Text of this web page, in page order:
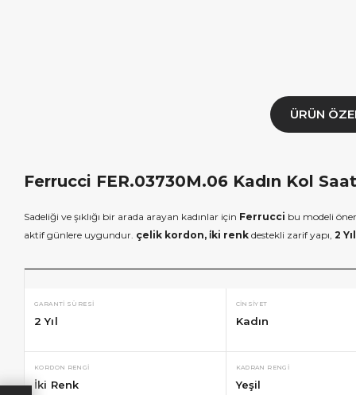
ÜRÜN
Ferrucci FER.03730M.06 Kadın Kol
Sadeliği ve şıklığı bir arada arayan kadınlar için Ferrucci bu modeli
aktif günlere uygundur. çelik kordon, i̇ki renk destekli zarif yapı, 2
GARANTI SÜRESI
2 Yıl
CINSIYET
Kadın
KORDON RENGI
İki Renk
KADRAN RENGI
Yeşil